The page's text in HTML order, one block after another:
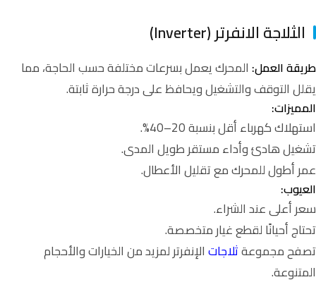
الثلاجة الانفرتر (Inverter)
طريقة العمل: المحرك يعمل بسرعات مختلفة حسب الحاجة، مما
يقلل التوقف والتشغيل ويحافظ على درجة حرارة ثابتة.
المميزات:
استهلاك كهرباء أقل بنسبة 20–40%.
تشغيل هادئ وأداء مستقر طويل المدى.
عمر أطول للمحرك مع تقليل الأعطال.
العيوب:
سعر أعلى عند الشراء.
تحتاج أحيانًا لقطع غيار متخصصة.
تصفح مجموعةثلاجاتالإنفرتر لمزيد من الخيارات والأحجام
المتنوعة.